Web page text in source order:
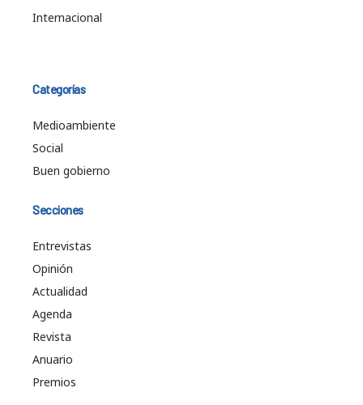
Internacional
Categorías
Medioambiente
Social
Buen gobierno
Secciones
Entrevistas
Opinión
Actualidad
Agenda
Revista
Anuario
Premios